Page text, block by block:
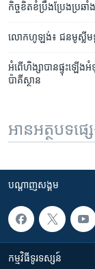
កិច្ច​ខិតខំ​ប្រឹងប្រែង​ប្រឆាំង​
លោក​ហូឡង់៖​ ជន​មូស្លីម​ទូទ
អំពើ​ហិង្សា​បាន​ផ្ទុះ​ឡើង​​
ប៉ាគីស្ថាន​
អានអត្ថបទផ្
បណ្តាញ​សង្គម
កម្មវិធី​ទូរទស្សន៍